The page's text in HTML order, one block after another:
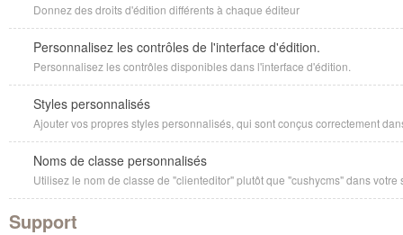
Donnez des droits d'édition différents à chaque éditeur
Personnalisez les contrôles de l'interface d'édition.
Personnalisez les contrôles disponibles dans l'interface d'édition.
Styles personnalisés
Ajouter vos propres styles personnalisés, qui sont conçus correctement
Noms de classe personnalisés
Utilisez le nom de classe de "clienteditor" plutôt que "cushycms" dans
Support